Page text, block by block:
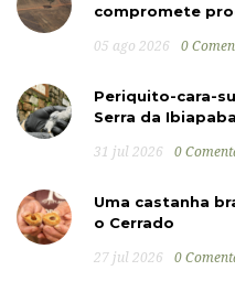
compromete
05 ago 2026 0
Periquito-cara-
Serra da
31 jul 2026 0
Uma castanha
o Cerrado
27 jul 2026 0